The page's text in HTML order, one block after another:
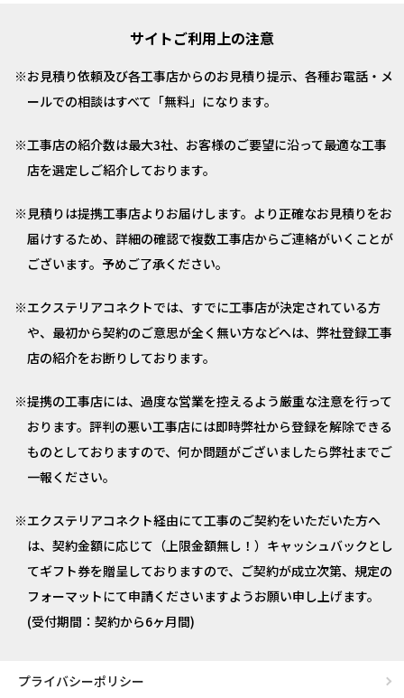
サイトご利用上の注意
お見積り依頼及び各工事店からのお見積り提示、各種お電話・メ
ールでの相談はすべて「無料」になります。
工事店の紹介数は最大3社、お客様のご要望に沿って最適な工事
店を選定しご紹介しております。
見積りは提携工事店よりお届けします。より正確なお見積りをお
届けするため、詳細の確認で複数工事店からご連絡がいくことが
ございます。予めご了承ください。
エクステリアコネクトでは、すでに工事店が決定されている方
や、最初から契約のご意思が全く無い方などへは、弊社登録工事
店の紹介をお断りしております。
提携の工事店には、過度な営業を控えるよう厳重な注意を行って
おります。評判の悪い工事店には即時弊社から登録を解除できる
ものとしておりますので、何か問題がございましたら弊社までご
一報ください。
エクステリアコネクト経由にて工事のご契約をいただいた方へ
は、契約金額に応じて（上限金額無し！）キャッシュバックとし
てギフト券を贈呈しておりますので、ご契約が成立次第、規定の
フォーマットにて申請くださいますようお願い申し上げます。
(受付期間：契約から6ヶ月間)
プライバシーポリシー